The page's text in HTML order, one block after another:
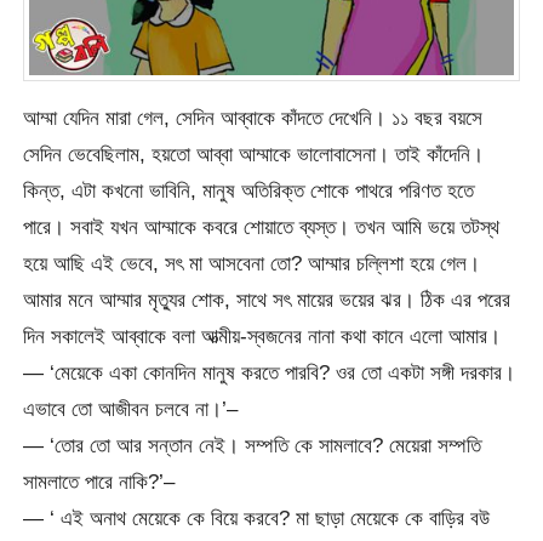
আম্মা যেদিন মারা গেল, সেদিন আব্বাকে কাঁদতে দেখেনি। ১১ বছর বয়সে
সেদিন ভেবেছিলাম, হয়তো আব্বা আম্মাকে ভালোবাসেনা। তাই কাঁদেনি।
কিন্ত, এটা কখনো ভাবিনি, মানুষ অতিরিক্ত শোকে পাথরে পরিণত হতে
পারে। সবাই যখন আম্মাকে কবরে শোয়াতে ব্যস্ত। তখন আমি ভয়ে তটস্থ
হয়ে আছি এই ভেবে, সৎ মা আসবেনা তো? আম্মার চল্লিশা হয়ে গেল।
আমার মনে আম্মার মৃত্যুর শোক, সাথে সৎ মায়ের ভয়ের ঝর। ঠিক এর পরের
দিন সকালেই আব্বাকে বলা আত্মীয়-স্বজনের নানা কথা কানে এলো আমার।
— ‘মেয়েকে একা কোনদিন মানুষ করতে পারবি? ওর তো একটা সঙ্গী দরকার।
এভাবে তো আজীবন চলবে না।’–
— ‘তোর তো আর সন্তান নেই। সম্পতি কে সামলাবে? মেয়েরা সম্পতি
সামলাতে পারে নাকি?’–
— ‘ এই অনাথ মেয়েকে কে বিয়ে করবে? মা ছাড়া মেয়েকে কে বাড়ির বউ